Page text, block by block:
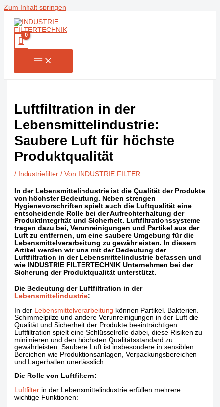
Zum Inhalt springen
Luftfiltration in der
Lebensmittelindustrie:
Saubere Luft für höchste
Produktqualität
/ Industriefilter / Von INDUSTRIE FILTER
In der Lebensmittelindustrie ist die Qualität der Produkte
von höchster Bedeutung. Neben strengen
Hygienevorschriften spielt auch die Luftqualität eine
entscheidende Rolle bei der Aufrechterhaltung der
Produktintegrität und Sicherheit. Luftfiltrationssysteme
tragen dazu bei, Verunreinigungen und Partikel aus der
Luft zu entfernen, um eine saubere Umgebung für die
Lebensmittelverarbeitung zu gewährleisten. In diesem
Artikel werden wir uns mit der Bedeutung der
Luftfiltration in der Lebensmittelindustrie befassen und
wie INDUSTRIE FILTERTECHNIK Unternehmen bei der
Sicherung der Produktqualität unterstützt.
Die Bedeutung der Luftfiltration in der
Lebensmittelindustrie:
In der Lebensmittelverarbeitung können Partikel, Bakterien,
Schimmelpilze und andere Verunreinigungen in der Luft die
Qualität und Sicherheit der Produkte beeinträchtigen.
Luftfiltration spielt eine Schlüsselrolle dabei, diese Risiken zu
minimieren und den höchsten Qualitätsstandard zu
gewährleisten. Saubere Luft ist insbesondere in sensiblen
Bereichen wie Produktionsanlagen, Verpackungsbereichen
und Lagerhallen unerlässlich.
Die Rolle von Luftfiltern:
Luftfilter in der Lebensmittelindustrie erfüllen mehrere
wichtige Funktionen: